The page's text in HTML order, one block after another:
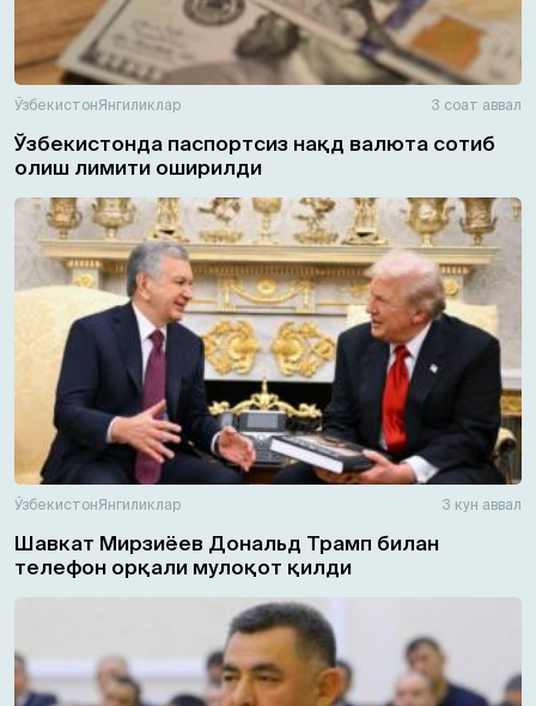
ЎзбекистонЯнгиликлар 3 соат аввал
Ўзбекистонда паспортсиз нақд валюта сотиб
олиш лимити оширилди
ЎзбекистонЯнгиликлар 3 кун аввал
Шавкат Мирзиёев Дональд Трамп билан
телефон орқали мулоқот қилди